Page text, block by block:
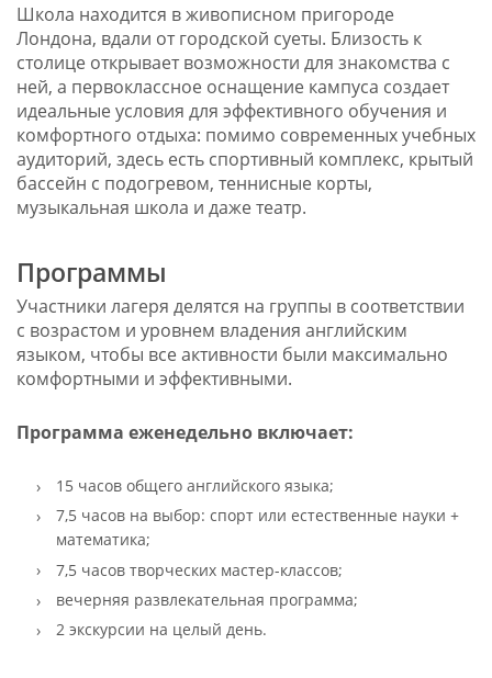
Школа находится в живописном пригороде
Лондона, вдали от городской суеты. Близость к
столице открывает возможности для знакомства с
ней, а первоклассное оснащение кампуса создает
идеальные условия для эффективного обучения и
комфортного отдыха: помимо современных учебных
аудиторий, здесь есть спортивный комплекс, крытый
бассейн с подогревом, теннисные корты,
музыкальная школа и даже театр.
Программы
Участники лагеря делятся на группы в соответствии
с возрастом и уровнем владения английским
языком, чтобы все активности были максимально
комфортными и эффективными.
Программа еженедельновключает:
15 часов общего английского языка;
7,5 часов на выбор: спорт или естественные науки +
математика;
7,5 часов творческих мастер-классов;
вечерняя развлекательная программа;
2 экскурсии на целый день.